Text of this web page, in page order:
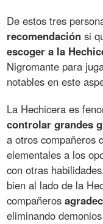
De estos tres
recomendación si
escoger a la
Nigromante para
notables en este
La Hechicera es
controlar grandes
a otros compañeros
elementales a los
con otras
bien al lado de la
compañeros
eliminando